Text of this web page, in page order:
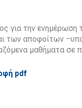
για την
των αποφοίτων
μαθήματα σε
pdf